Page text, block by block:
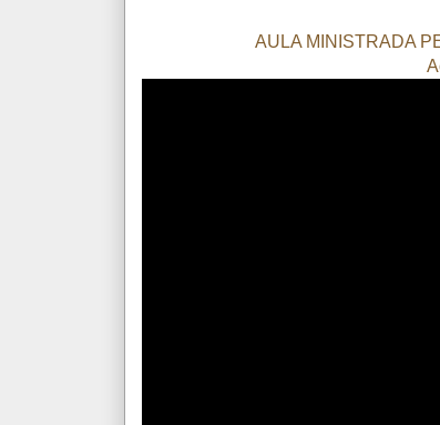
AULA MINISTRADA